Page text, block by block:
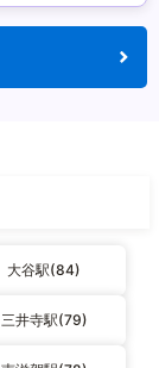
大谷駅(84)
三井寺駅(79)